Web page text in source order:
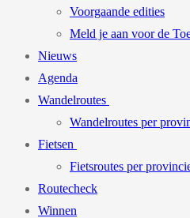
Voorgaande edities
Meld je aan voor de
Nieuws
Agenda
Wandelroutes
Wandelroutes per
Fietsen
Fietsroutes per
Routecheck
Winnen